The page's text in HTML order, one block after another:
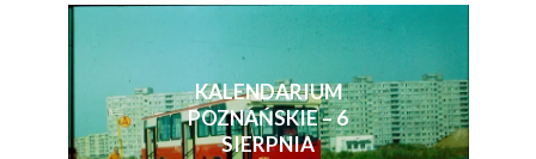
KALENDARIUM
POZNAŃSKIE – 6
SIERPNIA